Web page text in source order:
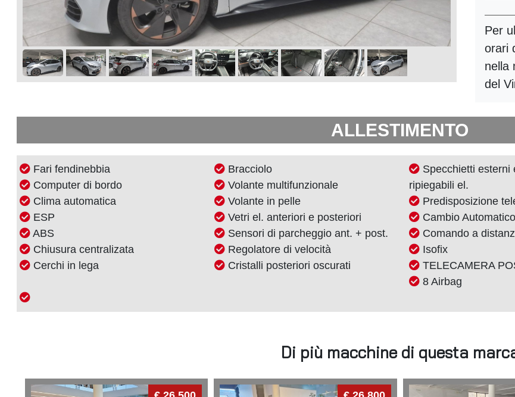
Per
orari
nella
del
ALLESTIMENTO
Fari fendinebbia
Computer di bordo
Clima automatica
ESP
ABS
Chiusura centralizata
Cerchi in lega
Bracciolo
Volante multifunzionale
Volante in pelle
Vetri el. anteriori e posteriori
Sensori di parcheggio ant. + post.
Regolatore di velocità
Cristalli posteriori oscurati
Specchietti esterni
ripiegabili el.
Predisposizione
Cambio Automatico
Comando a
Isofix
TELECAMERA
8 Airbag
Di più macchine di questa